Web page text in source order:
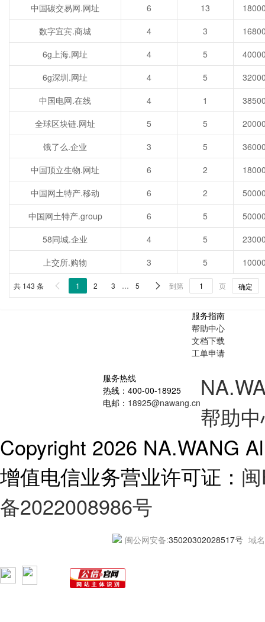
中国碳交易网.网址
6
13
数字宜宾.商城
4
3
6g上海.网址
4
5
6g深圳.网址
4
5
中国电网.在线
4
1
全球区块链.网址
5
5
饿了么.企业
3
5
中国顶立生物.网址
6
2
中国网土特产.移动
6
2
中国网土特产.group
6
5
58同城.企业
4
5
上交所.购物
3 5
共 143 条  1 2 3 … 5  到第 页 确定
服务指南
帮助中心
文档下载
工单申请
服务热线
热线： 400-00-18925
电邮： 18925@nawang.cn帮助
Copyright 2026 NA.WANG
增值电信业务营业许可证：
备2022008986号
闽公网安备:35020302028517号 域